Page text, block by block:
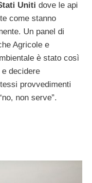
Uniti dove le api
come stanno
Un panel di
Agricole e
è stato così
decidere
provvedimenti
non serve”.